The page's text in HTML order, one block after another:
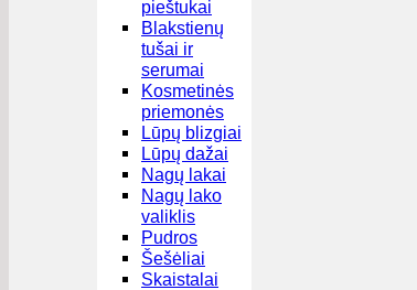
pieštukai
Blakstienų
tušai ir
serumai
Kosmetinės
priemonės
Lūpų blizgiai
Lūpų dažai
Nagų lakai
Nagų lako
valiklis
Pudros
Šešėliai
Skaistalai